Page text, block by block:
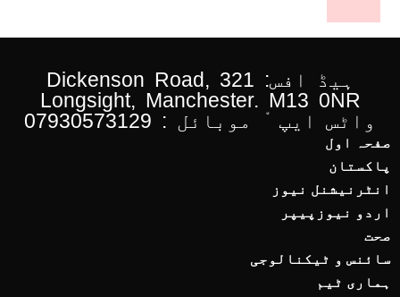
ہیڈ افس: 321 Dickenson Road,
Longsight, Manchester. M13 0NR
واٹس ایپ ْ موبائل : 07930573129
صفحہ اول
پاکستان
انٹرنیشنل نیوز
اردو نیوزپیپر
صحت
سائنس و ٹیکنالوجی
ہماری ٹیم